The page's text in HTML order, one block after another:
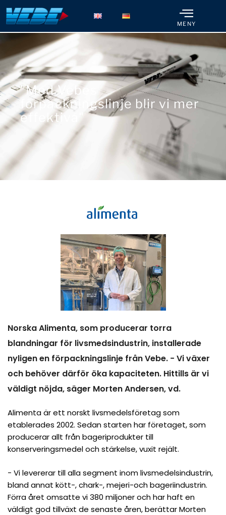
MENY
"Med Vebes
förpackningslinje blir vi mer
effektiva"
Norska Alimenta, som producerar torra
blandningar för livsmedsindustrin, installerade
nyligen en förpackningslinje från Vebe. − Vi växer
och behöver därför öka kapaciteten. Hittills är vi
väldigt nöjda, säger Morten Andersen, vd.
Alimenta är ett norskt livsmedelsföretag som
etablerades 2002. Sedan starten har företaget, som
producerar allt från bageriprodukter till
konserveringsmedel och stärkelse, vuxit rejält.
− Vi levererar till alla segment inom livsmedelsindustrin,
bland annat kött-, chark-, mejeri-och bageriindustrin.
Förra året omsatte vi 380 miljoner och har haft en
väldigt god tillväxt de senaste åren, berättar Morten